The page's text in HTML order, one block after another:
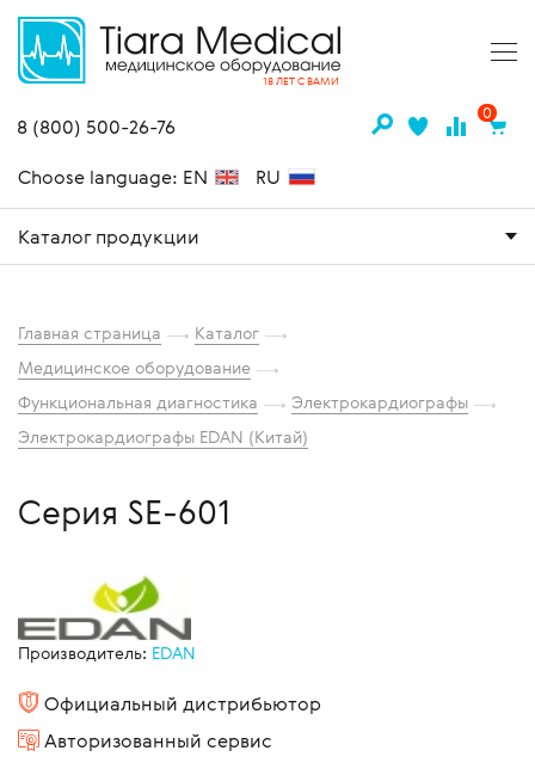
18 ЛЕТ С ВАМИ
8 (800) 500-26-76
0
Choose language: EN RU
Каталог продукции
Главная страница
Каталог
Медицинское оборудование
Функциональная диагностика
Электрокардиографы
Электрокардиографы EDAN (Китай)
Серия SE-601
Производитель: EDAN
Официальный дистрибьютор
Авторизованный сервис